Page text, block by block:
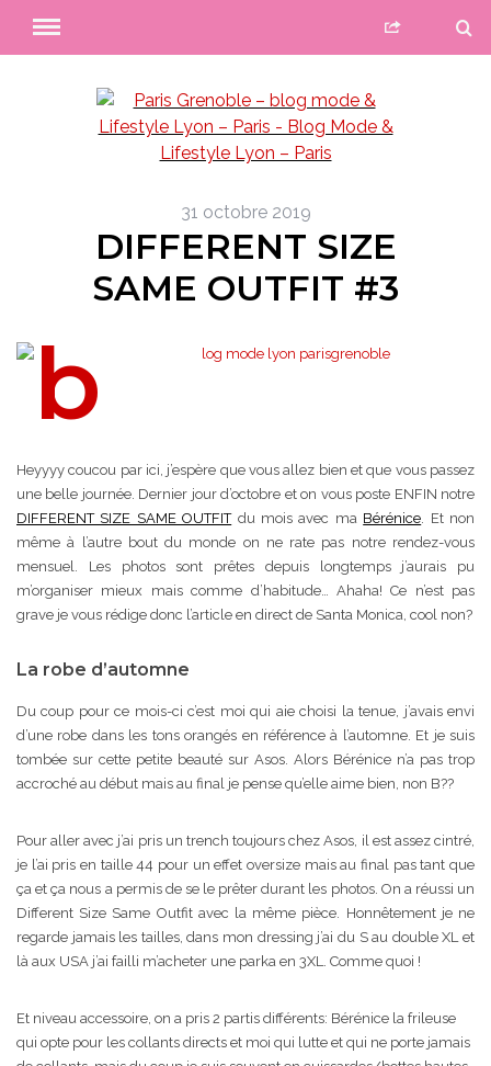
31 octobre 2019
DIFFERENT SIZE
SAME OUTFIT #3
Heyyyy coucou par ici, j’espère que vous allez bien et que vous passez
une belle journée. Dernier jour d’octobre et on vous poste ENFIN notre
DIFFERENT SIZE SAME OUTFITdu mois avec ma Bérénice. Et non
même à l’autre bout du monde on ne rate pas notre rendez-vous
mensuel. Les photos sont prêtes depuis longtemps j’aurais pu
m’organiser mieux mais comme d’habitude… Ahaha! Ce n’est pas
grave je vous rédige donc l’article en direct de Santa Monica, cool non?
La robe d’automne
Du coup pour ce mois-ci c’est moi qui aie choisi la tenue, j’avais envi
d’une robe dans les tons orangés en référence à l’automne. Et je suis
tombée sur cette petite beauté sur Asos. Alors Bérénice n’a pas trop
accroché au début mais au final je pense qu’elle aime bien, non B??
Pour aller avec j’ai pris un trench toujours chez Asos, il est assez cintré,
je l’ai pris en taille 44 pour un effet oversize mais au final pas tant que
ça et ça nous a permis de se le prêter durant les photos. On a réussi un
Different Size Same Outfit avec la même pièce. Honnêtement je ne
regarde jamais les tailles, dans mon dressing j’ai du S au double XL et
là aux USA j’ai failli m’acheter une parka en 3XL. Comme quoi !
Et niveau accessoire, on a pris 2 partis différents: Bérénice la frileuse
qui opte pour les collants directs et moi qui lutte et qui ne porte jamais